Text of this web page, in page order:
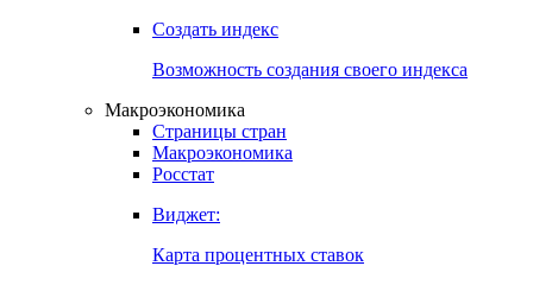
Создать индекс
Возможность создания своего индекса
Макроэкономика
Страницы стран
Макроэкономика
Росстат
Виджет:
Карта процентных ставок